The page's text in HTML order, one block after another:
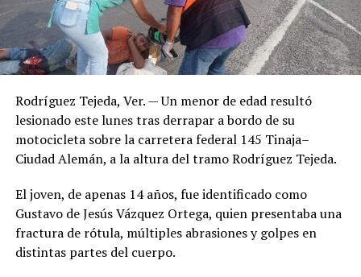
Rodríguez Tejeda, Ver. — Un menor de edad resultó
lesionado este lunes tras derrapar a bordo de su
motocicleta sobre la carretera federal 145 Tinaja–
Ciudad Alemán, a la altura del tramo Rodríguez Tejeda.
El joven, de apenas 14 años, fue identificado como
Gustavo de Jesús Vázquez Ortega, quien presentaba una
fractura de rótula, múltiples abrasiones y golpes en
distintas partes del cuerpo.